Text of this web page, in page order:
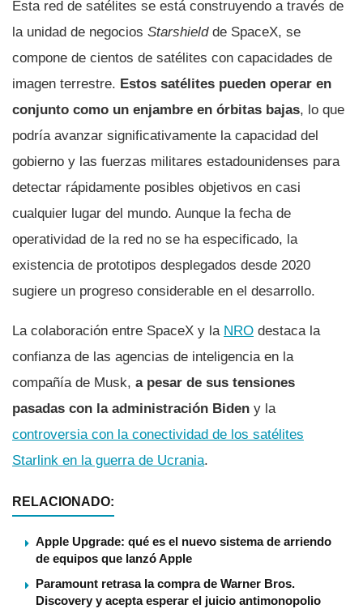
Esta red de satélites se está construyendo a través de
la unidad de negocios Starshieldde SpaceX, se
compone de cientos de satélites con capacidades de
imagen terrestre. Estos satélites pueden operar en
conjunto como un enjambre en órbitas bajas, lo que
podría avanzar significativamente la capacidad del
gobierno y las fuerzas militares estadounidenses para
detectar rápidamente posibles objetivos en casi
cualquier lugar del mundo. Aunque la fecha de
operatividad de la red no se ha especificado, la
existencia de prototipos desplegados desde 2020
sugiere un progreso considerable en el desarrollo.
La colaboración entre SpaceX y la NRO destaca la
confianza de las agencias de inteligencia en la
compañía de Musk, a pesar de sus tensiones
pasadas con la administración Biden y la
controversia con la conectividad de los satélites
Starlink en la guerra de Ucrania.
RELACIONADO:
Apple Upgrade: qué es el nuevo sistema de arriendo
de equipos que lanzó Apple
Paramount retrasa la compra de Warner Bros.
Discovery y acepta esperar el juicio antimonopolio